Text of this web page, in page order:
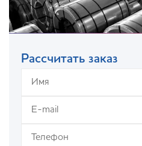
Рассчитать заказ